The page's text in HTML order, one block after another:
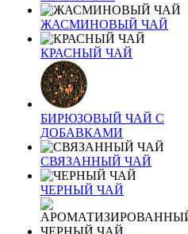
ЖАСМИНОВЫЙ ЧАЙ
КРАСНЫЙ ЧАЙ
БИРЮЗОВЫЙ ЧАЙ С
ДОБАВКАМИ
СВЯЗАННЫЙ ЧАЙ
ЧЕРНЫЙ ЧАЙ